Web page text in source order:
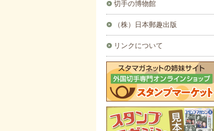
切手の博物館
（株）日本郵趣出版
リンクについて